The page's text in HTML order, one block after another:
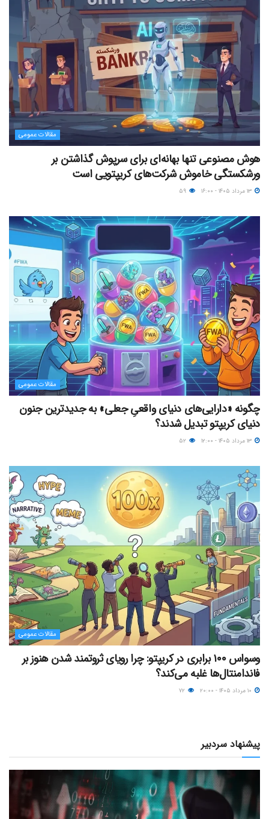
مقالات عمومی
هوش مصنوعی تنها بهانه‌ای برای سرپوش گذاشتن بر
ورشکستگی خاموش شرکت‌های کریپتویی است
مقالات عمومی
چگونه «دارایی‌های دنیای واقعیِ جعلی» به جدیدترین جنون
دنیای کریپتو تبدیل شدند؟
مقالات عمومی
وسواس ۱۰۰ برابری در کریپتو: چرا رویای ثروتمند شدن هنوز بر
فاندامنتال‌ها غلبه می‌کند؟
پیشنهاد سردبیر